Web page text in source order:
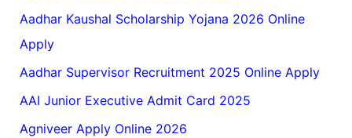
Aadhar Kaushal Scholarship Yojana 2026 Online
Apply
Aadhar Supervisor Recruitment 2025 Online Apply
AAI Junior Executive Admit Card 2025
Agniveer Apply Online 2026